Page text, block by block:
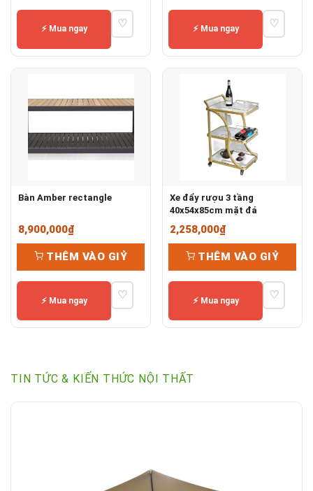
2,300,000₫.là:
1,600,000₫.
⚡ Mua ngay ♡
26,250,000₫.
⚡ Mua ngay ♡
Bàn Amber rectangle
8,900,000₫
THÊM VÀO GIỶ
⚡ Mua ngay ♡
Xe đẩy rượu 3 tầng
40x54x85cm mặt đá
2,258,000₫
THÊM VÀO GIỶ
⚡ Mua ngay ♡
TIN TỨC & KIẾN THỨC NỘI THẤT